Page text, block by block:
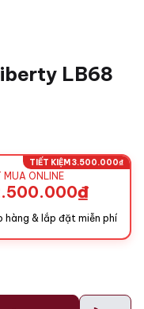
LB68
TIẾT KIỆM 3.500.000₫
ONLINE
₫
hàng & lắp đặt miễn phí